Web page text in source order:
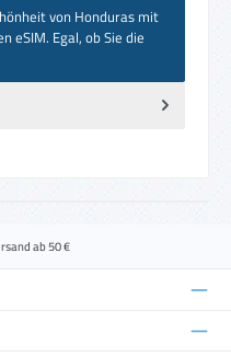
von Honduras mit
eSIM. Egal, ob Sie die
ab 50 €